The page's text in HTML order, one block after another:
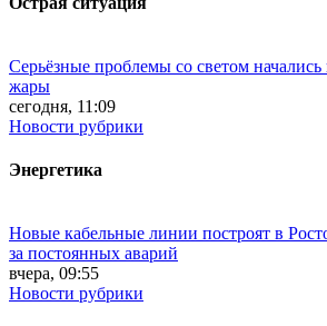
Серьёзные проблемы со светом начались
жары
сегодня, 11:09
Новости рубрики
Энергетика
Новые кабельные линии построят в
за постоянных аварий
вчера, 09:55
Новости рубрики